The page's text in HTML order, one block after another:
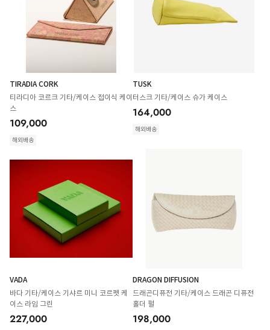
TIRADIA CORK
티라디아 코르크 기타/케이스 접이식 케이
스
109,000
해외배송
TUSK
터스크 기타/케이스 슈가 케이스
164,000
해외배송
VADA
바다 기타/케이스 기샤르 미니 코르펫 케
이스 라임 그린
227,000
DRAGON DIFFUSION
드래곤디퓨전 기타/케이스 드래곤 디퓨전
홀더 펄
198,000